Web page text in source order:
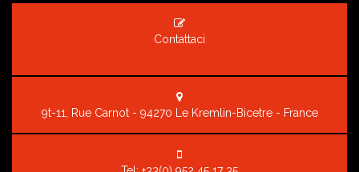
Contattaci
9t-11, Rue Carnot - 94270 Le Kremlin-Bicetre - France